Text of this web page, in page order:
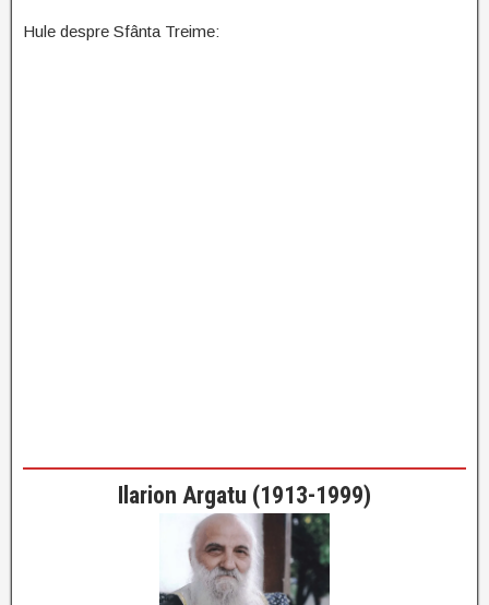
Hule despre Sfânta Treime:
Ilarion Argatu (1913-1999)